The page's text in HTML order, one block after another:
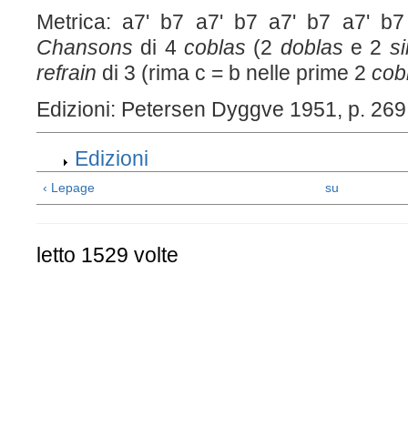
Metrica: a7' b7 a7' b7 a7' b7 a7'
Chansons di 4 coblas (2 doblas e 2
refrain di 3 (rima c = b nelle prime 2
Edizioni: Petersen Dyggve 1951, p.
Edizioni
‹ Lepage su
letto 1529 volte